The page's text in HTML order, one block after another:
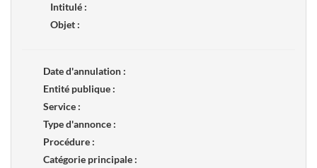
Intitulé :
Objet :
Date d'annulation :
Entité publique :
Service :
Type d'annonce :
Procédure :
Catégorie principale :